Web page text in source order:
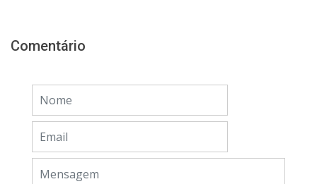
Comentário